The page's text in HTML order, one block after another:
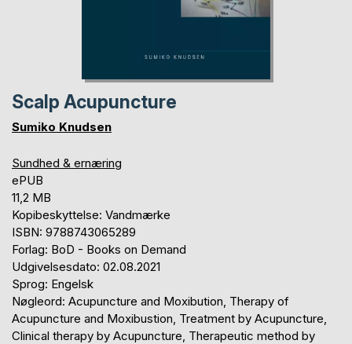
Scalp Acupuncture
Sumiko Knudsen
Sundhed & ernæring
ePUB
11,2 MB
Kopibeskyttelse: Vandmærke
ISBN: 9788743065289
Forlag: BoD - Books on Demand
Udgivelsesdato: 02.08.2021
Sprog: Engelsk
Nøgleord: Acupuncture and Moxibution, Therapy of
Acupuncture and Moxibustion, Treatment by Acupuncture,
Clinical therapy by Acupuncture, Therapeutic method by